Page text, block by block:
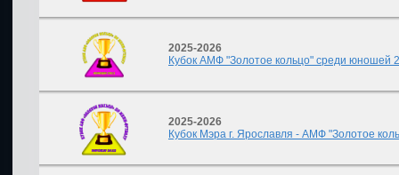
2025-2026
Кубок АМФ "Золотое кольцо" среди юношей
2025-2026
Кубок Мэра г. Ярославля - АМФ "Золотое